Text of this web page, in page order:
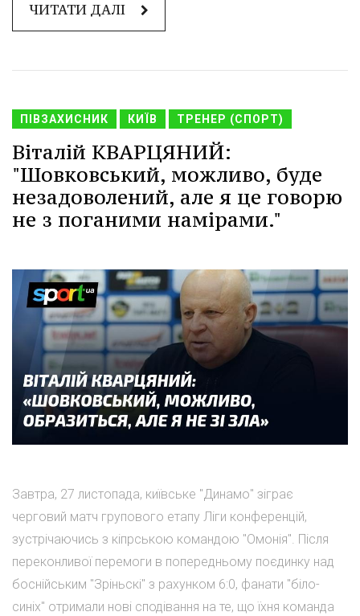
ЧИТАТИ ДАЛІ
ПІВЗАХИСНИК КИЇВ ТРЕНЕР (СПОРТ)
Віталій КВАРЦЯНИЙ:
"Шовковський, можливо, буде
незадоволений, але я це говорю
не з поганими намірами."
Завтра, 27 листопада, київське "Динамо" зіграє
черговий матч групового етапу Ліги конференцій,
зустрічаючись з кіпрською командою "Омонія". Після
переконливої перемоги в попередньому поєдинку над
боснійським "Зріньскі" з рахунком 6:0, фанати "біло-
синіх" отримали нові сподівання на те, що їхня команда